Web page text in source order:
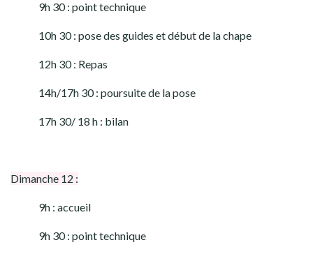
9h 30 : point technique
10h 30 : pose des guides et début de la chape
12h 30 : Repas
14h/17h 30 : poursuite de la pose
17h 30/ 18 h : bilan
Dimanche 12 :
9h : accueil
9h 30 : point technique